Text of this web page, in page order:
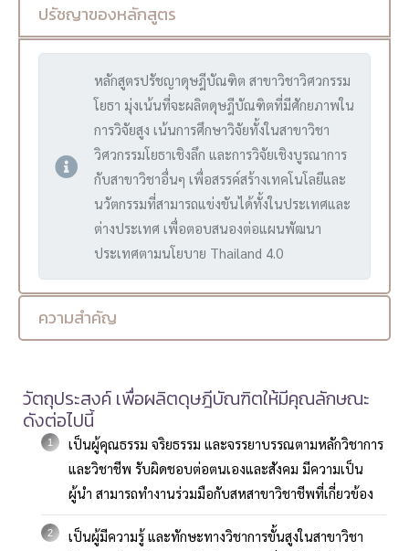
ปรัชญาของหลักสูตร
หลักสูตรปรัชญาดุษฎีบัณฑิต สาขาวิชาวิศวกรรม
โยธา มุ่งเน้นที่จะผลิตดุษฎีบัณฑิตที่มีศักยภาพใน
การวิจัยสูง เน้นการศึกษาวิจัยทั้งในสาขาวิชา
วิศวกรรมโยธาเชิงลึก และการวิจัยเชิงบูรณาการ
กับสาขาวิชาอื่นๆ เพื่อสรรค์สร้างเทคโนโลยีและ
นวัตกรรมที่สามารถแข่งขันได้ทั้งในประเทศและ
ต่างประเทศ เพื่อตอบสนองต่อแผนพัฒนา
ประเทศตามนโยบาย Thailand 4.0
ความสำคัญ
วัตถุประสงค์ เพื่อผลิตดุษฎีบัณฑิตให้มีคุณลักษณะ
ดังต่อไปนี้
เป็นผู้คุณธรรม จริยธรรม และจรรยาบรรณตามหลักวิชาการ
และวิชาชีพ รับผิดชอบต่อตนเองและสังคม มีความเป็น
ผู้นำ สามารถทำงานร่วมมือกับสหสาขาวิชาชีพที่เกี่ยวข้อง
เป็นผู้มีความรู้ และทักษะทางวิชาการขั้นสูงในสาขาวิชา